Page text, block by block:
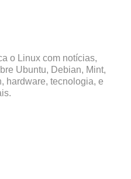
o Linux com notícias,
Ubuntu, Debian, Mint,
hardware, tecnologia, e